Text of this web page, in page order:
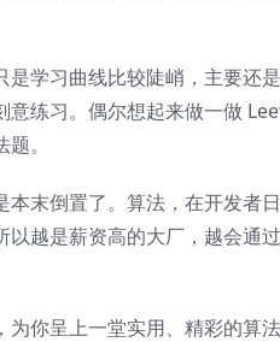
学习曲线比较陡峭，主要还
练习。偶尔想起来做一做
。
末倒置了。算法，在开发者
越是薪资高的大厂，越会通
你呈上一堂实用、精彩的算法